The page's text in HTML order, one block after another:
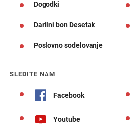
Dogodki
Darilni bon Desetak
Poslovno sodelovanje
SLEDITE NAM
Facebook
Youtube